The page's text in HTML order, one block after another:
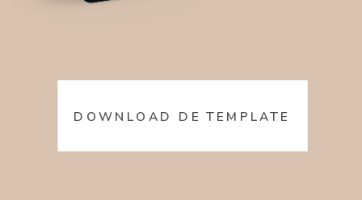
DOWNLOAD DE TEMPLATE